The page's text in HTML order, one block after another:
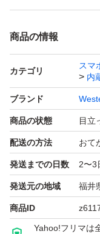
で、ご理解ある方
■発送方法
プチプチで梱包して
ヤマト宅急便（注意
商品の情報
カテゴリ
スマ
内
ブランド
商品の状態 目立
配送の方法 おて
発送までの日数 2〜3
発送元の地域 福井
商品ID
Yahoo!フリマは